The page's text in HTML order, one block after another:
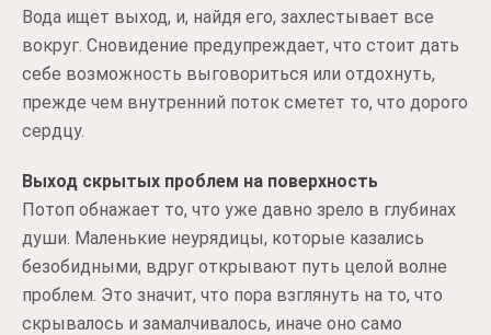
Вода ищет выход, и, найдя его, захлестывает все
вокруг. Сновидение предупреждает, что стоит дать
себе возможность выговориться или отдохнуть,
прежде чем внутренний поток сметет то, что дорого
сердцу.
Выход скрытых проблем на поверхность
Потоп обнажает то, что уже давно зрело в глубинах
души. Маленькие неурядицы, которые казались
безобидными, вдруг открывают путь целой волне
проблем. Это значит, что пора взглянуть на то, что
скрывалось и замалчивалось, иначе оно само